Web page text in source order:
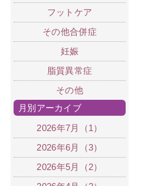
フットケア
その他合併症
妊娠
脂質異常症
その他
月別アーカイブ
2026年7月（1）
2026年6月（3）
2026年5月（2）